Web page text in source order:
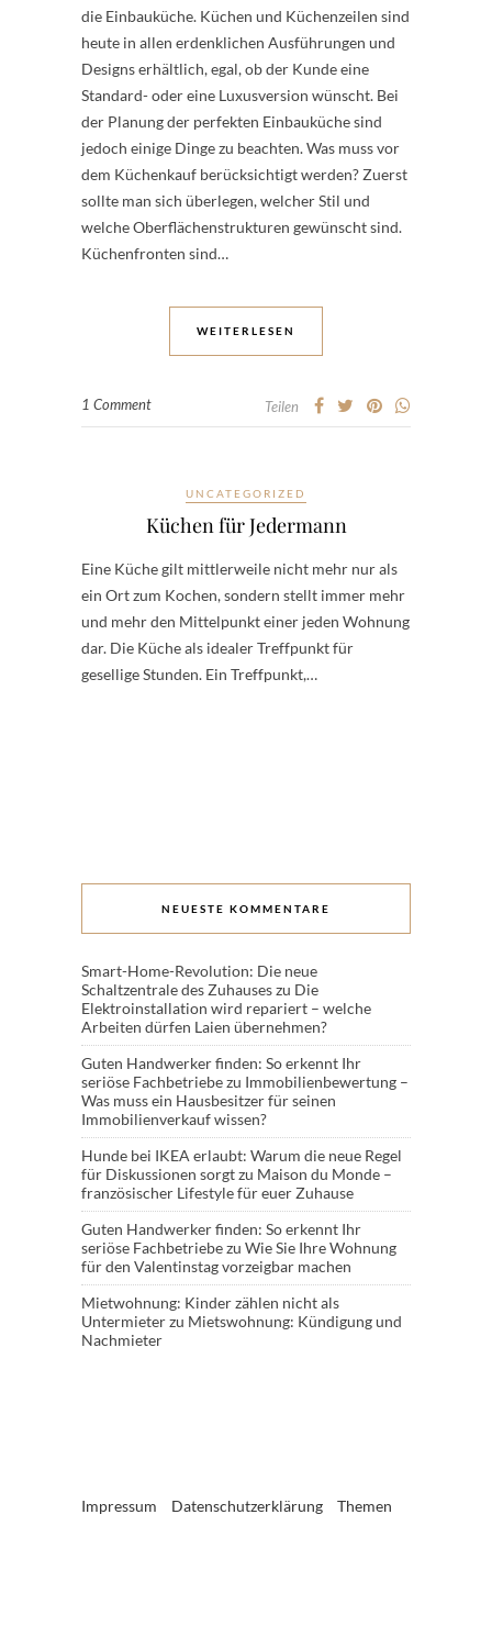
die Einbauküche. Küchen und Küchenzeilen sind
heute in allen erdenklichen Ausführungen und
Designs erhältlich, egal, ob der Kunde eine
Standard- oder eine Luxusversion wünscht. Bei
der Planung der perfekten Einbauküche sind
jedoch einige Dinge zu beachten. Was muss vor
dem Küchenkauf berücksichtigt werden? Zuerst
sollte man sich überlegen, welcher Stil und
welche Oberflächenstrukturen gewünscht sind.
Küchenfronten sind…
WEITERLESEN
1 Comment Teilen
UNCATEGORIZED
Küchen für Jedermann
Eine Küche gilt mittlerweile nicht mehr nur als
ein Ort zum Kochen, sondern stellt immer mehr
und mehr den Mittelpunkt einer jeden Wohnung
dar. Die Küche als idealer Treffpunkt für
gesellige Stunden. Ein Treffpunkt,…
NEUESTE KOMMENTARE
Smart-Home-Revolution: Die neue
Schaltzentrale des Zuhauseszu Die
Elektroinstallation wird repariert – welche
Arbeiten dürfen Laien übernehmen?
Guten Handwerker finden: So erkennt Ihr
seriöse Fachbetriebezu Immobilienbewertung –
Was muss ein Hausbesitzer für seinen
Immobilienverkauf wissen?
Hunde bei IKEA erlaubt: Warum die neue Regel
für Diskussionen sorgtzu Maison du Monde –
französischer Lifestyle für euer Zuhause
Guten Handwerker finden: So erkennt Ihr
seriöse Fachbetriebezu Wie Sie Ihre Wohnung
für den Valentinstag vorzeigbar machen
Mietwohnung: Kinder zählen nicht als
Untermieterzu Mietswohnung: Kündigung und
Nachmieter
Impressum Datenschutzerklärung Themen